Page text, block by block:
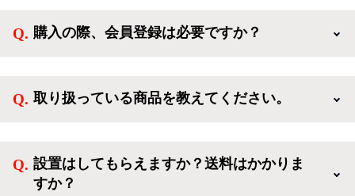
購入の際、会員登録は必要ですか？
方、登録しなくてもカートに商品を入れた後、ログイ
取り扱っている商品を教えてください。
活を応援するような家電セットから、季節・空調家
電、調理家電、生活家電まで、幅広く中古家電を取り
設置はしてもらえますか？送料はかかりま
すか？